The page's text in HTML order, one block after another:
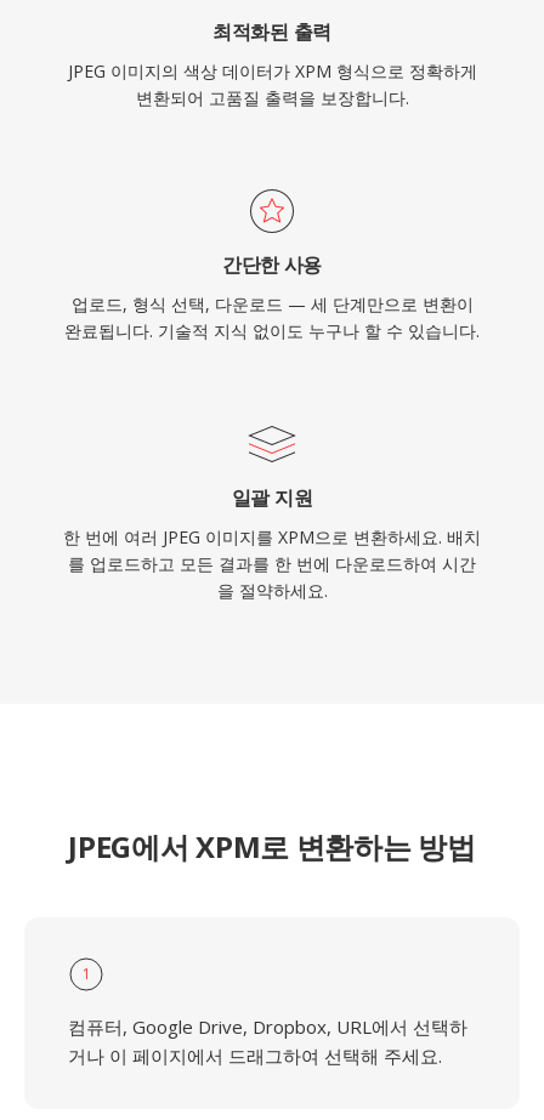
최적화된 출력
JPEG 이미지의 색상 데이터가 XPM 형식으로 정확하게
변환되어 고품질 출력을 보장합니다.
간단한 사용
업로드, 형식 선택, 다운로드 — 세 단계만으로 변환이
완료됩니다. 기술적 지식 없이도 누구나 할 수 있습니다.
일괄 지원
한 번에 여러 JPEG 이미지를 XPM으로 변환하세요. 배치
를 업로드하고 모든 결과를 한 번에 다운로드하여 시간
을 절약하세요.
JPEG에서 XPM로 변환하는 방법
1
컴퓨터, Google Drive, Dropbox, URL에서 선택하
거나 이 페이지에서 드래그하여 선택해 주세요.